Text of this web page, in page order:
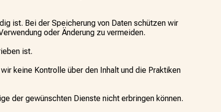
ist. Bei der Speicherung von Daten schützen wir
oder Änderung zu vermeiden.
ist.
keine Kontrolle über den Inhalt und die Praktiken
der gewünschten Dienste nicht erbringen können.